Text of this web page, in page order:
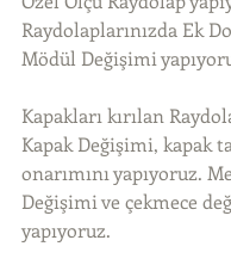
Raydolaplarınızda Ek
Mödül Değişimi
Kapakları kırılan
Kapak Değişimi, kapak
onarımını yapıyoruz.
Değişimi ve çekmece
yapıyoruz.